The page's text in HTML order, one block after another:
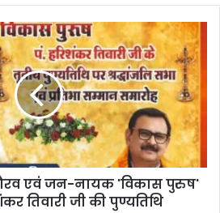
गौरव एवं जन-नायक 'विकास पुरुष'
तिवारी जी की पुण्यतिथि